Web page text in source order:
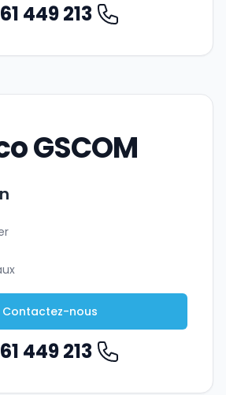
449 213
GSCOM
Contactez-nous
449 213